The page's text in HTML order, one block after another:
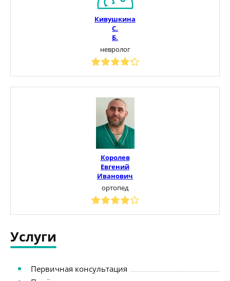
Кивушкина
С.
Б.
невролог
Королев
Евгений
Иванович
ортопед
Услуги
Первичная консультация